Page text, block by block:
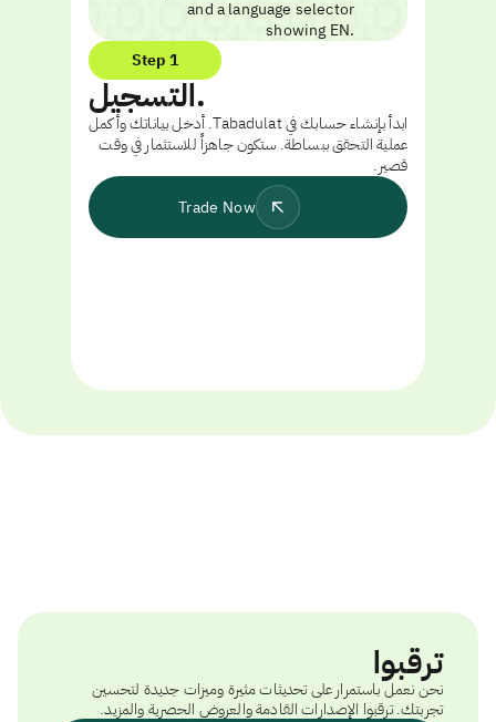
Step 1
التسجيل.
ابدأ بإنشاء حسابك في Tabadulat. أدخل بياناتك وأكمل
عملية التحقق ببساطة. ستكون جاهزاً للاستثمار في وقت
قصير.
Trade Now
ترقبوا
نحن نعمل باستمرار على تحديثات مثيرة وميزات جديدة لتحسين
تجربتك. ترقبوا الإصدارات القادمة والعروض الحصرية والمزيد.